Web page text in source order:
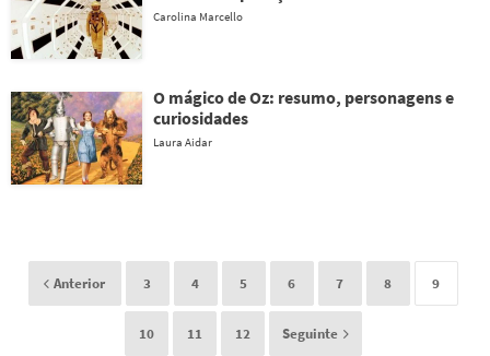
Carolina Marcello
O mágico de Oz: resumo, personagens e
curiosidades
Laura Aidar
Anterior 3 4 5 6 7 8 9
10 11 12 Seguinte